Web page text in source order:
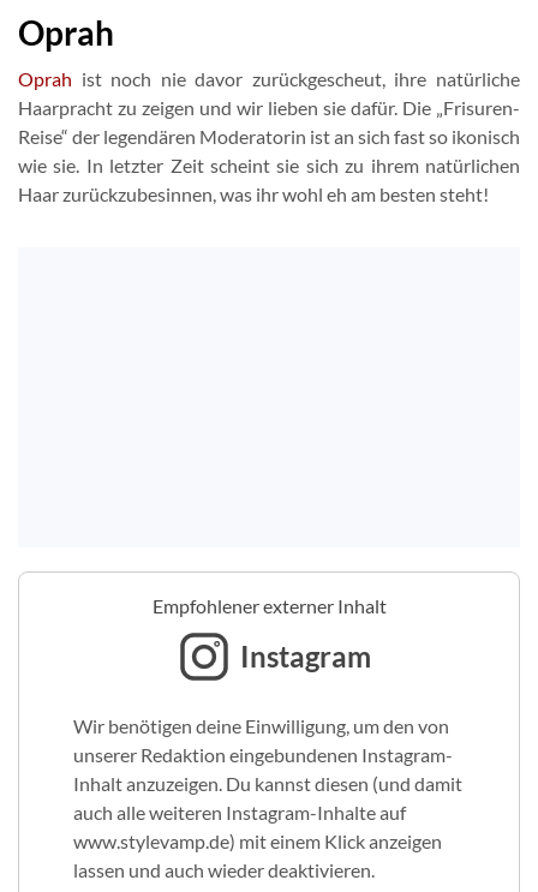
Oprah
Oprah ist noch nie davor zurückgescheut, ihre natürliche
Haarpracht zu zeigen und wir lieben sie dafür. Die „Frisuren-
Reise“ der legendären Moderatorin ist an sich fast so ikonisch
wie sie. In letzter Zeit scheint sie sich zu ihrem natürlichen
Haar zurückzubesinnen, was ihr wohl eh am besten steht!
Empfohlener externer Inhalt
Instagram
Wir benötigen deine Einwilligung, um den von
unserer Redaktion eingebundenen Instagram-
Inhalt anzuzeigen. Du kannst diesen (und damit
auch alle weiteren Instagram-Inhalte auf
www.stylevamp.de) mit einem Klick anzeigen
lassen und auch wieder deaktivieren.